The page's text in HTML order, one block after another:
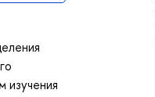
изучения